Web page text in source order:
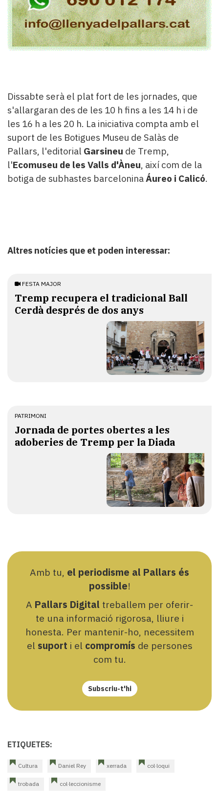
Dissabte serà el plat fort de les jornades, que
s'allargaran des de les 10 h fins a les 14 h i de
les 16 h a les 20 h. La iniciativa compta amb el
suport de les Botigues Museu de Salàs de
Pallars, l'editorial Garsineu de Tremp,
l'Ecomuseu de les Valls d'Àneu, així com de la
botiga de subhastes barceloninaÁureo i Calicó.
Altres notícies que et poden interessar:
FESTA MAJOR
Tremp recupera el tradicional Ball
Cerdà després de dos anys
PATRIMONI
Jornada de portes obertes a les
adoberies de Tremp per la Diada
Amb tu, el periodisme al Pallars és
possible!
A Pallars Digital treballem per oferir-
te una informació rigorosa, lliure i
honesta. Per mantenir-ho, necessitem
el suport i el compromís de persones
com tu.
Subscriu-t'hi
ETIQUETES:
Cultura Daniel Rey xerrada col·loqui
trobada col·leccionisme